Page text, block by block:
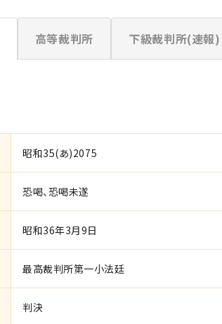
高等裁判所 下級裁判所(速報)
昭和35(あ)2075
恐喝、恐喝未遂
昭和36年3月9日
最高裁判所第一小法廷
判決